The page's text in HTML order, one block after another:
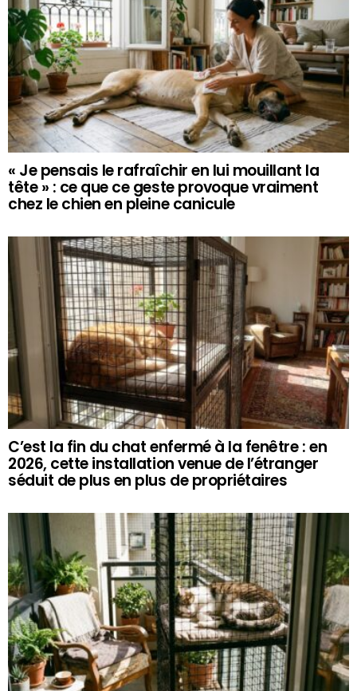
« Je pensais le rafraîchir en lui mouillant la
tête » : ce que ce geste provoque vraiment
chez le chien en pleine canicule
C’est la fin du chat enfermé à la fenêtre : en
2026, cette installation venue de l’étranger
séduit de plus en plus de propriétaires